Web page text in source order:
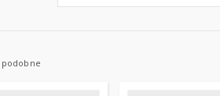
podobne